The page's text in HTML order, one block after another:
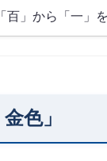
「百」から「一」
色」